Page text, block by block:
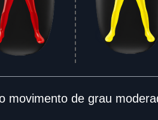
movimento de grau